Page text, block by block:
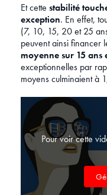
Et cette stabilité
exception. En effet,
(7, 10, 15, 20 et 25
peuvent ainsi financer
moyenne sur 15 ans
exceptionnelles par
moyens culminaient à
Pour voir cette